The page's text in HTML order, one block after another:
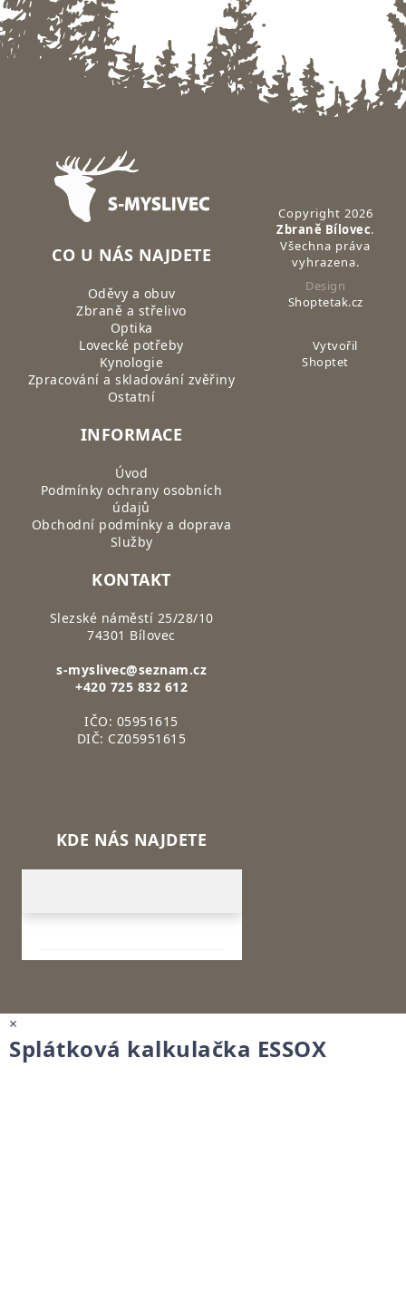
Zápatí
CO U NÁS NAJDETE
Oděvy a obuv
Zbraně a střelivo
Optika
Lovecké potřeby
Kynologie
Zpracování a skladování zvěřiny
Ostatní
INFORMACE
Úvod
Podmínky ochrany osobních
údajů
Obchodní podmínky a doprava
Služby
KONTAKT
Slezské náměstí 25/28/10
74301 Bílovec
s-myslivec@seznam.cz
+420 725 832 612
IČO: 05951615
DIČ: CZ05951615
KDE NÁS NAJDETE
Copyright 2026
Zbraně Bílovec.
Všechna práva
vyhrazena.
Design
Shoptetak.cz
Vytvořil
Shoptet
×
Splátková kalkulačka ESSOX